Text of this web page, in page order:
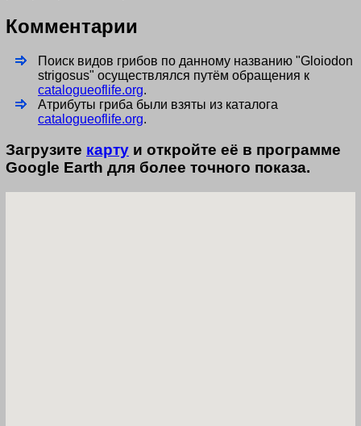
Комментарии
Поиск видов грибов по данному названию "Gloiodon
strigosus" осуществлялся путём обращения к
catalogueoflife.org.
Атрибуты гриба были взяты из каталога
catalogueoflife.org.
Загрузите карту и откройте её в программе
Google Earth для более точного показа.